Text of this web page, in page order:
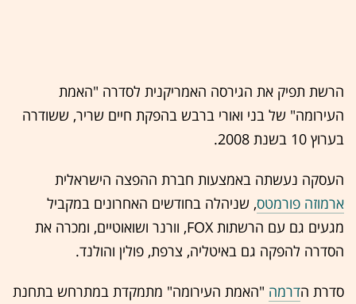
הרשת תפיק את הגירסה האמריקנית לסדרה "האמת
העירומה" של בני ואורי ברבש בהפקת חיים שריר, ששודרה
בערוץ 10 בשנת 2008.
העסקה נעשתה באמצעות חברת ההפצה הישראלית
ארמוזה פורמטס, שניהלה בחודשים האחרונים במקביל
מגעים גם עם הרשתות FOX, וורנר ושואוטיים, ומכרה את
הסדרה להפקה גם באיטליה, צרפת, פולין והולנד.
סדרת הדרמה "האמת העירומה" מתמקדת במתרחש בתחנת